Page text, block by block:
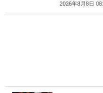
2026年8月8日